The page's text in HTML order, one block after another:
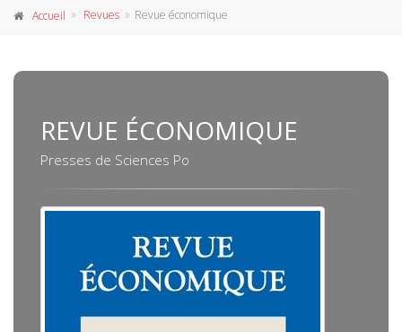
Accueil Revues Revue économique
REVUE ÉCONOMIQUE
Presses de Sciences Po